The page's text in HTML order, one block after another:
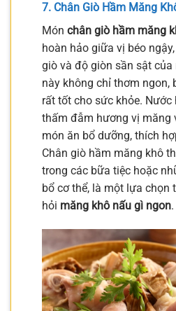
7. Chân Giò Hầm Măng
Món chân giò hầm măng
hoàn hảo giữa vị béo
giò và độ giòn sần sật
này không chỉ thơm ngon,
rất tốt cho sức khỏe.
thấm đẫm hương vị măng
món ăn bổ dưỡng, thích
Chân giò hầm măng khô
trong các bữa tiệc hoặc
bổ cơ thể, là một lựa chọn
hỏi măng khô nấu gì ngon.